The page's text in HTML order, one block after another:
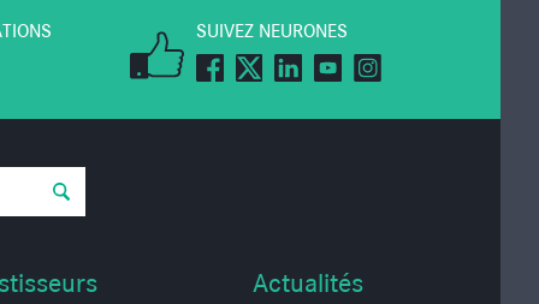
SUIVEZ NEURONES
Actualités